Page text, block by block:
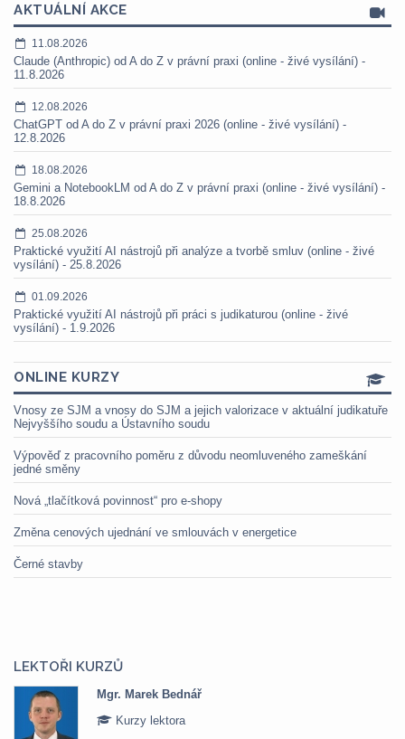
AKTUÁLNÍ AKCE
11.08.2026
Claude (Anthropic) od A do Z v právní praxi (online - živé vysílání) -
11.8.2026
12.08.2026
ChatGPT od A do Z v právní praxi 2026 (online - živé vysílání) -
12.8.2026
18.08.2026
Gemini a NotebookLM od A do Z v právní praxi (online - živé vysílání) -
18.8.2026
25.08.2026
Praktické využití AI nástrojů při analýze a tvorbě smluv (online - živé
vysílání) - 25.8.2026
01.09.2026
Praktické využití AI nástrojů při práci s judikaturou (online - živé
vysílání) - 1.9.2026
ONLINE KURZY
Vnosy ze SJM a vnosy do SJM a jejich valorizace v aktuální judikatuře
Nejvyššího soudu a Ústavního soudu
Výpověď z pracovního poměru z důvodu neomluveného zameškání
jedné směny
Nová „tlačítková povinnost“ pro e-shopy
Změna cenových ujednání ve smlouvách v energetice
Černé stavby
LEKTOŘI KURZŮ
Mgr. Marek Bednář
Kurzy lektora